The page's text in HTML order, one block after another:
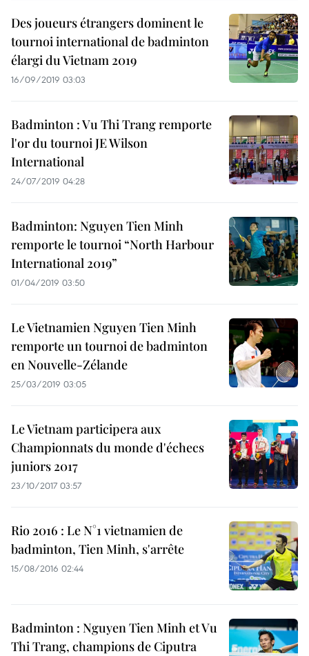
Des joueurs étrangers dominent le
tournoi international de badminton
élargi du Vietnam 2019
16/09/2019 03:03
Badminton : Vu Thi Trang remporte
l'or du tournoi JE Wilson
International
24/07/2019 04:28
Badminton: Nguyen Tien Minh
remporte le tournoi “North Harbour
International 2019”
01/04/2019 03:50
Le Vietnamien Nguyen Tien Minh
remporte un tournoi de badminton
en Nouvelle-Zélande
25/03/2019 03:05
Le Vietnam participera aux
Championnats du monde d'échecs
juniors 2017
23/10/2017 03:57
Rio 2016 : Le N°1 vietnamien de
badminton, Tien Minh, s'arrête
15/08/2016 02:44
Badminton : Nguyen Tien Minh et Vu
Thi Trang, champions de Ciputra